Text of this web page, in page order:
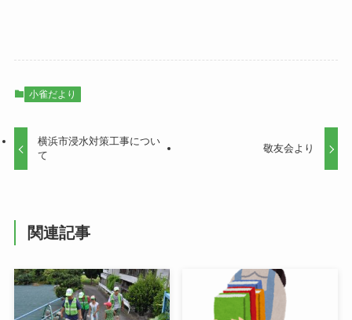
小雀だより
横浜市浸水対策工事につい
て
敬友会より
関連記事